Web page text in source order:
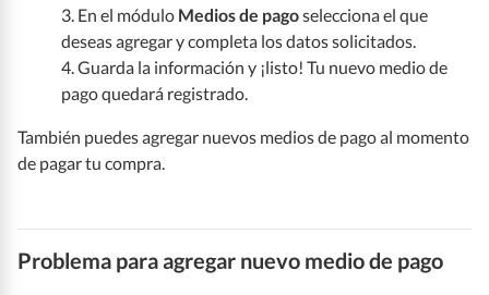
3. En el módulo Medios de pagoselecciona el que
deseas agregar y completa los datos solicitados.
4. Guarda la información y ¡listo! Tu nuevo medio de
pago quedará registrado.
También puedes agregar nuevos medios de pago al momento
de pagar tu compra.
Problema para agregar nuevo medio de pago